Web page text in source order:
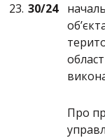
23. 30/24
Про